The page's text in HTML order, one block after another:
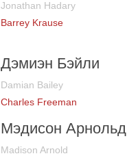
Jonathan Hadary
Barrey Krause
Дэмиэн Бэйли
Damian Bailey
Charles Freeman
Мэдисон Арнольд
Madison Arnold